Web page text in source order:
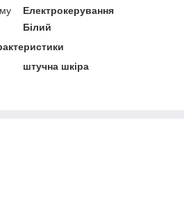
Електрокерування
Білий
штучна шкіра